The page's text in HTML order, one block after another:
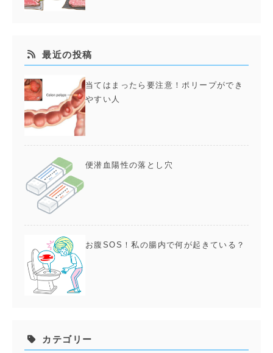
最近の投稿
当てはまったら要注意！ポリープができ
やすい人
便潜血陽性の落とし穴
お腹SOS！私の腸内で何が起きている？
カテゴリー